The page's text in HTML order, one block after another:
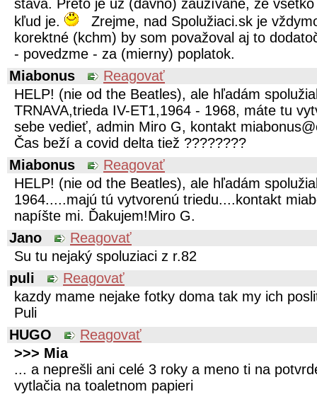
stáva. Preto je už (dávno) zaužívané, že
kľud je.
Zrejme, nad Spolužiaci.sk je
korektné (kchm) by som považoval aj to
- povedzme - za (mierny) poplatok.
Miabonus
Reagovať
HELP! (nie od the Beatles), ale hľadám
TRNAVA,trieda IV-ET1,1964 - 1968, máte tu
sebe vedieť, admin Miro G, kontakt
Čas beží a covid delta tiež ????????️
Miabonus
Reagovať
HELP! (nie od the Beatles), ale hľadám
1964.....majú tú vytvorenú triedu....kontakt
napíšte mi. Ďakujem!Miro G.
Jano
Reagovať
Su tu nejaký spoluziaci z r.82
puli
Reagovať
kazdy mame nejake fotky doma tak my ich
Puli
HUGO
Reagovať
>>> Mia
... a neprešli ani celé 3 roky a meno ti na
vytlačia na toaletnom papieri